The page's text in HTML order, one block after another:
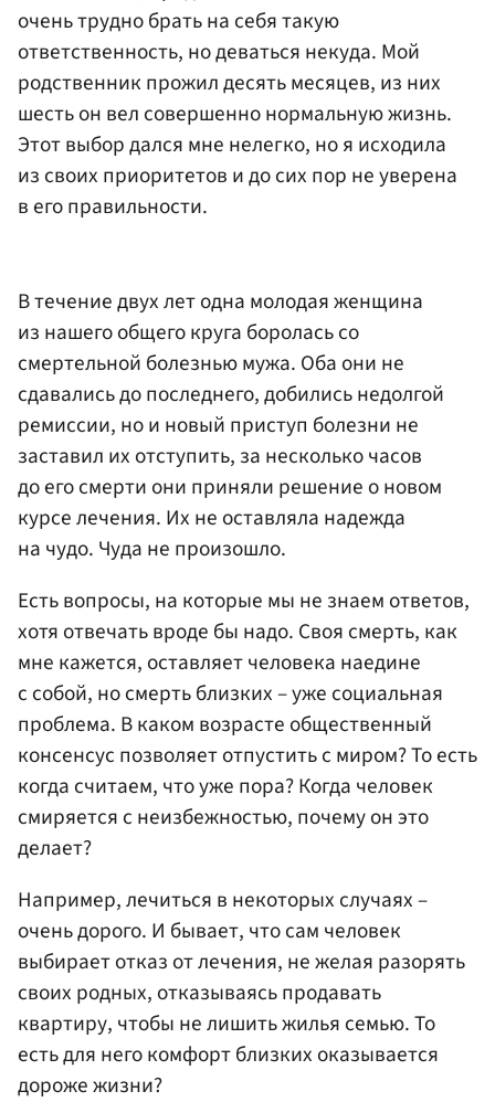
очень трудно брать на себя такую
ответственность, но деваться некуда. Мой
родственник прожил десять месяцев, из них
шесть он вел совершенно нормальную жизнь.
Этот выбор дался мне нелегко, но я исходила
из своих приоритетов и до сих пор не уверена
в его правильности.
В течение двух лет одна молодая женщина
из нашего общего круга боролась со
смертельной болезнью мужа. Оба они не
сдавались до последнего, добились недолгой
ремиссии, но и новый приступ болезни не
заставил их отступить, за несколько часов
до его смерти они приняли решение о новом
курсе лечения. Их не оставляла надежда
на чудо. Чуда не произошло.
Есть вопросы, на которые мы не знаем ответов,
хотя отвечать вроде бы надо. Своя смерть, как
мне кажется, оставляет человека наедине
с собой, но смерть близких – уже социальная
проблема. В каком возрасте общественный
консенсус позволяет отпустить с миром? То есть
когда считаем, что уже пора? Когда человек
смиряется с неизбежностью, почему он это
делает?
Например, лечиться в некоторых случаях –
очень дорого. И бывает, что сам человек
выбирает отказ от лечения, не желая разорять
своих родных, отказываясь продавать
квартиру, чтобы не лишить жилья семью. То
есть для него комфорт близких оказывается
дороже жизни?